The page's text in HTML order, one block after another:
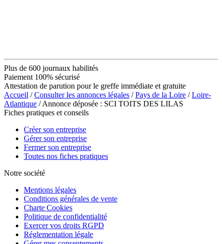
Plus de 600 journaux habilités
Paiement 100% sécurisé
Attestation de parution pour le greffe immédiate et gratuite
Accueil /Consulter les annonces légales /Pays de la Loire /Loire-
Atlantique / Annonce déposée : SCI TOITS DES LILAS
Fiches pratiques et conseils
Créer son entreprise
Gérer son entreprise
Fermer son entreprise
Toutes nos fiches pratiques
Notre société
Mentions légales
Conditions générales de vente
Charte Cookies
Politique de confidentialité
Exercer vos droits RGPD
Réglementation légale